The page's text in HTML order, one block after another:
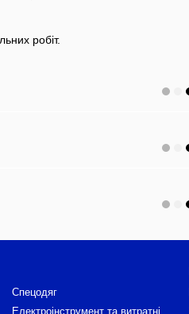
робіт.
Спецодяг
Електроінструмент та витратні